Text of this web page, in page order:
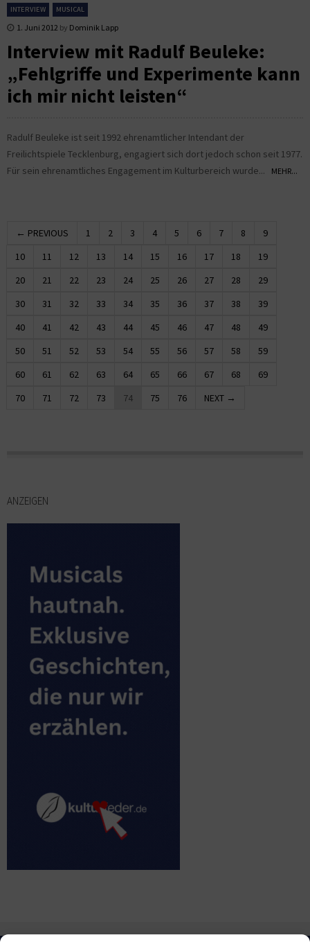
INTERVIEW MUSICAL
1. Juni 2012 by Dominik Lapp
Interview mit Radulf Beuleke:
„Fehlgriffe und Experimente kann
ich mir nicht leisten“
Radulf Beuleke ist seit 1992 ehrenamtlicher Intendant der
Freilichtspiele Tecklenburg, engagiert sich dort jedoch schon seit 1977.
Für sein ehrenamtliches Engagement im Kulturbereich wurde...
MEHR...
← PREVIOUS 1 2 3 4 5 6 7 8
9
10
11 12 13 14 15 16 17 18
19
20
21 22 23 24 25 26 27 28
29
30
31 32 33 34 35 36 37 38
39
40
41 42 43 44 45 46 47 48
49
50
51 52 53 54 55 56 57 58
59
60
61 62 63 64 65 66 67 68
69
70
71 72 73 74 75 76 NEXT →
ANZEIGEN